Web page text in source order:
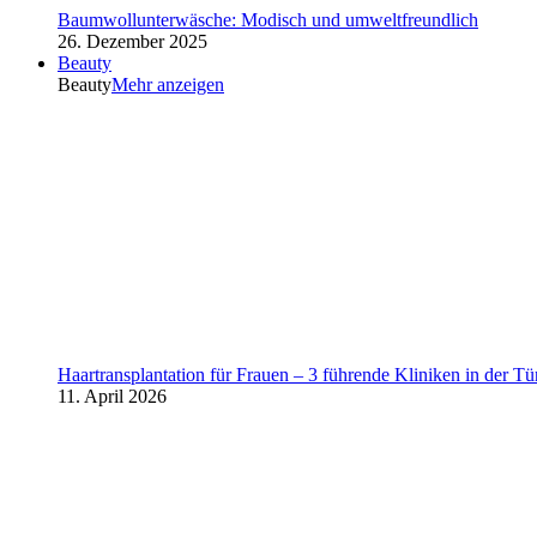
Baumwollunterwäsche: Modisch und umweltfreundlich
26. Dezember 2025
Beauty
BeautyMehr anzeigen
Haartransplantation für Frauen – 3 führende Kliniken in der
11. April 2026